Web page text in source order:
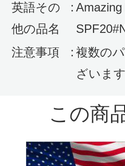
投
感じた効能：ナチ
薄づき/立体感メ
購入色：（アイボ
ずっとニールズ
ョンだったのです
英語その
他の品名
:
注意事項
: 複数の
ざいます
この商